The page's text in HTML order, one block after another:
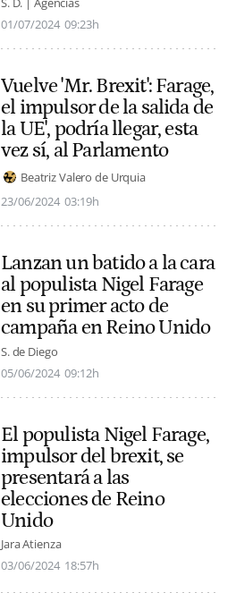
01/07/2024 09:23h
Vuelve 'Mr. Brexit': Farage,
el impulsor de la salida de
la UE', podría llegar, esta
vez sí, al Parlamento
Beatriz Valero de Urquia
23/06/2024 03:19h
Lanzan un batido a la cara
al populista Nigel Farage
en su primer acto de
campaña en Reino Unido
S. de Diego
05/06/2024 09:12h
El populista Nigel Farage,
impulsor del brexit, se
presentará a las
elecciones de Reino
Unido
Jara Atienza
03/06/2024 18:57h